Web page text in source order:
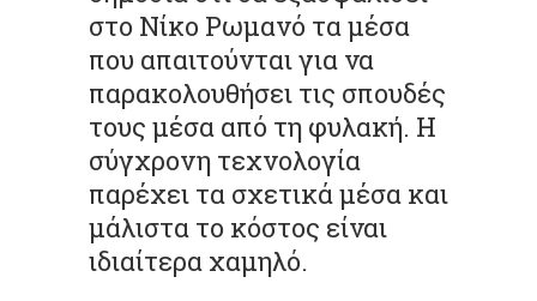
στο Νίκο Ρωμανό τα μέσα
που απαιτούνται για να
παρακολουθήσει τις σπουδές
τους μέσα από τη φυλακή. Η
σύγχρονη τεχνολογία
παρέχει τα σχετικά μέσα και
μάλιστα το κόστος είναι
ιδιαίτερα χαμηλό.